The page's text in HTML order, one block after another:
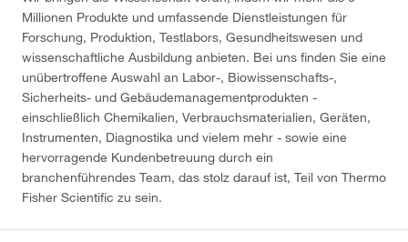
Millionen Produkte und umfassende Dienstleistungen für
Forschung, Produktion, Testlabors, Gesundheitswesen und
wissenschaftliche Ausbildung anbieten. Bei uns finden Sie eine
unübertroffene Auswahl an Labor-, Biowissenschafts-,
Sicherheits- und Gebäudemanagementprodukten -
einschließlich Chemikalien, Verbrauchsmaterialien, Geräten,
Instrumenten, Diagnostika und vielem mehr - sowie eine
hervorragende Kundenbetreuung durch ein
branchenführendes Team, das stolz darauf ist, Teil von Thermo
Fisher Scientific zu sein.